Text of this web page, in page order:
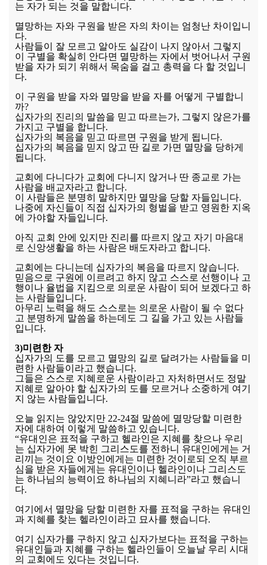
는 자가 되는 것을 말합니다.
멸망하는 자와 구원을 받은 자의 차이는 엄청난 차이입니
다.
사람들이 잘 모르고 알아도 실감이 나지 않아서 그렇지
이 구별을 확실히 안다면 멸망하는 자에서 벗어나서 구원
받을 자가 되기 위해서 목숨을 걸고 총력을 다 할 것입니
다.
이 구원을 받을 자와 멸망을 받을 자를 어떻게 구별합니
까?
십자가의 진리의 말씀을 믿고 따르는가, 그렇지 않은가를
가지고 구별을 합니다.
십자가의 복음을 믿고 따르면 구원을 받게 됩니다.
십자가의 복음을 믿지 않고 딴 길로 가면 멸망을 당하게
됩니다.
교회에 다니다가 교회에 다니지 않거나 딴 종교로 가는
사람을 배교자라고 합니다.
이 사람들은 분명히 말하지만 멸망을 당할 자들입니다.
나중에 자신들이 직접 십자가의 형벌을 받고 영원한 지옥
에 가야할 자들입니다.
아직 교회 안에 있지만 진리를 따르지 않고 자기 마음대
로 신앙생활을 하는 사람은 배도자라고 합니다.
교회에는 다니는데 십자가의 복음을 따르지 않습니다.
믿음으로 구원에 이르려고 하지 않고 스스로 선행이나 고
행이나 율법을 지킴으로 의로운 사람이 되어 보겠다고 하
는 사람들입니다.
아무리 노력을 해도 스스로는 의로운 사람이 될 수 없다
고 분명하게 말씀을 하는데도 그 길을 가고 있는 사람들
입니다.
3)미련한 자
십자가의 도를 모르고 멸망의 길로 달려가는 사람들을 미
련한 사람들이라고 했습니다.
그들은 스스로 지혜로운 사람이라고 자처하면서도 정말
지혜로 알아야 할 십자가의 도를 모르거나 소중하게 여기
지 않는 사람들입니다.
오늘 읽지는 않았지만 22-24절 말씀에 멸망당할 미련한
자에 대하여 이렇게 말씀하고 있습니다.
“유대인은 표적을 구하고 헬라인은 지혜를 찾으나 우리
는 십자가에 못 박힌 그리스도를 전하니 유대인에게는 거
리끼는 것이요 이방인에게는 미련한 것이로되 오직 부르
심을 받은 자들에게는 유대인이나 헬라인이나 그리스도
는 하나님의 능력이요 하나님의 지혜니라”라고 했습니
다.
여기에서 멸망을 당할 미련한 자를 표적을 구하는 유대인
과 지혜를 찾는 헬라인이라고 묘사를 했습니다.
여기 십자가를 구하지 않고 십자가보다는 표적을 구하는
유대인들과 지혜를 구하는 헬라인들이 오늘날 우리 시대
의 교회에도 있다는 것입니다.